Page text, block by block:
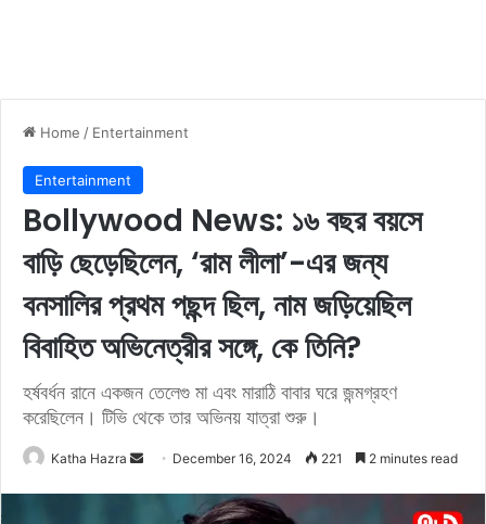
Home / Entertainment
Entertainment
Bollywood News: ১৬ বছর বয়সে
বাড়ি ছেড়েছিলেন, ‘রাম লীলা’-এর জন্য
বনসালির প্রথম পছন্দ ছিল, নাম জড়িয়েছিল
বিবাহিত অভিনেত্রীর সঙ্গে, কে তিনি?
হর্ষবর্ধন রানে একজন তেলেগু মা এবং মারাঠি বাবার ঘরে জন্মগ্রহণ
করেছিলেন। টিভি থেকে তার অভিনয় যাত্রা শুরু।
Katha Hazra December 16, 2024 221 2 minutes read